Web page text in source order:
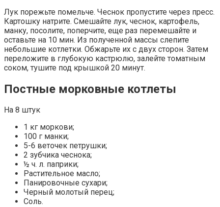
Лук порежьте помельче. Чеснок пропустите через пресс.
Картошку натрите. Смешайте лук, чеснок, картофель,
манку, посолите, поперчите, еще раз перемешайте и
оставьте на 10 мин. Из полученной массы слепите
небольшие котлетки. Обжарьте их с двух сторон. Затем
переложите в глубокую кастрюлю, залейте томатным
соком, тушите под крышкой 20 минут.
Постные морковные котлеты
На 8 штук
1 кг моркови;
100 г манки;
5-6 веточек петрушки;
2 зубчика чеснока;
½ ч. л. паприки;
Растительное масло;
Панировочные сухари;
Черный молотый перец;
Соль.